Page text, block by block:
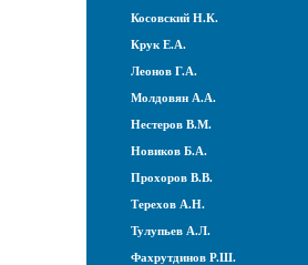
Косовский Н.К.
Крук Е.А.
Леонов Г.А.
Молдовян А.А.
Нестеров В.М.
Новиков Б.А.
Прохоров В.В.
Терехов А.Н.
Тулупьев А.Л.
Фахрутдинов Р.Ш.